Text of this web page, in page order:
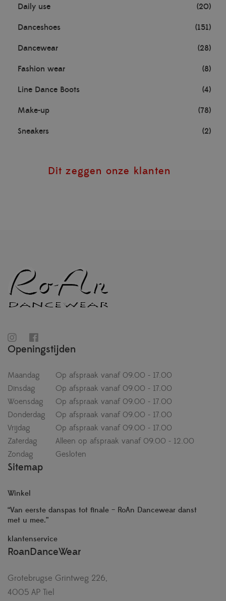
Daily use (20)
Danceshoes (151)
Dancewear (28)
Fashion wear (8)
Line Dance Boots (4)
Make-up (78)
Sneakers (2)
Dit zeggen onze klanten
Openingstijden
Maandag
Op afspraak vanaf 09.00 - 17.00
Dinsdag
Op afspraak vanaf 09.00 - 17.00
Woensdag
Op afspraak vanaf 09.00 - 17.00
Donderdag
Op afspraak vanaf 09.00 - 17.00
Vrijdag
Op afspraak vanaf 09.00 - 17.00
Zaterdag
Alleen op afspraak vanaf 09.00 - 12.00
Zondag
Gesloten
Sitemap
Winkel
“Van eerste danspas tot finale – RoAn Dancewear danst
met u mee.”
klantenservice
RoanDanceWear
Grotebrugse Grintweg 226,
4005 AP Tiel